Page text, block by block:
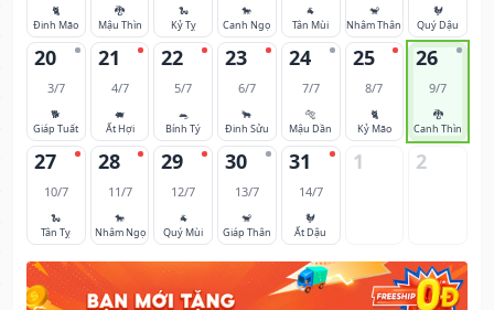
🐈
Đinh Mão
🐉
Mậu Thìn
🐍
Kỷ Tỵ
🐎
Canh Ngọ
🐐
Tân Mùi
🐒
Nhâm Thân
🐓
Quý Dậu
20
3/7
🐕
Giáp Tuất
21
4/7
🐖
Ất Hợi
22
5/7
🐀
Bính Tý
23
6/7
🐂
Đinh Sửu
24
7/7
🐅
Mậu Dần
25
8/7
🐈
Kỷ Mão
26
9/7
🐉
Canh Thìn
27
10/7
🐍
Tân Tỵ
28
11/7
🐎
Nhâm Ngọ
29
12/7
🐐
Quý Mùi
30
13/7
🐒
Giáp Thân
31
14/7
🐓
Ất Dậu
1 2